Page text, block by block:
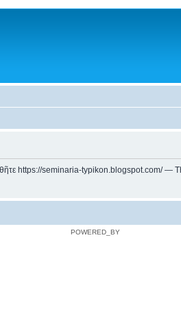
https://seminaria-
POWERED_BY